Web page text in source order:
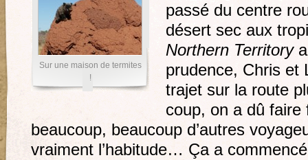
Sur une maison de termites
!
passé du centre
désert sec aux
Northern Territory
prudence, Chris et
trajet sur la route
coup, on a dû faire
beaucoup, beaucoup d’autres
vraiment l’habitude… Ça a